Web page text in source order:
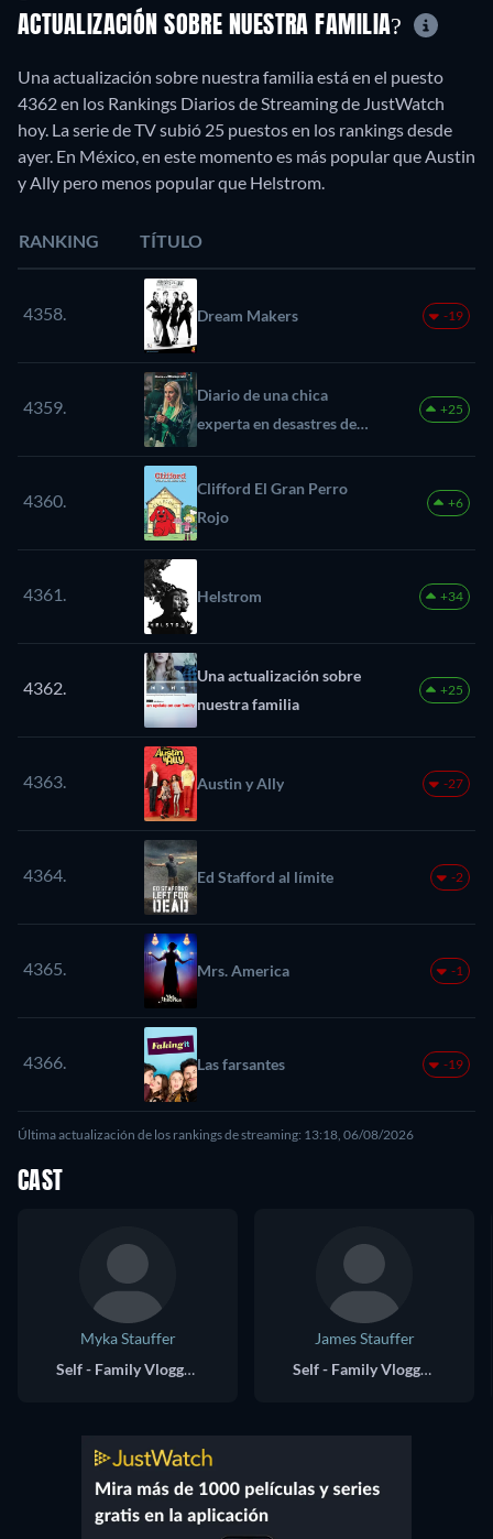
ACTUALIZACIÓN SOBRE NUESTRA FAMILIA?
Una actualización sobre nuestra familia está en el puesto
4362 en los Rankings Diarios de Streaming de JustWatch
hoy. La serie de TV subió 25 puestos en los rankings desde
ayer. En México, en este momento es más popular que Austin
y Ally pero menos popular que Helstrom.
RANKING TÍTULO
4358. Dream Makers -19
4359.
Diario de una chica
experta en desastres de
amor
+25
4360.
Clifford El Gran Perro
Rojo
+6
4361. Helstrom +34
4362.
Una actualización sobre
nuestra familia
+25
4363. Austin y Ally -27
4364. Ed Stafford al límite -2
4365. Mrs. America -1
4366. Las farsantes -19
Última actualización de los rankings de streaming: 13:18, 06/08/2026
CAST
Myka Stauffer
Self - Family Vlogger, 'The Stauffer Life' (archive footage)
James Stauffer
Self - Family Vlogger, 'The Stauffer Life' (archive footage)